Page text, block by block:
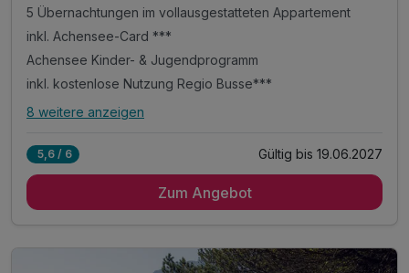
5 Übernachtungen im vollausgestatteten Appartement
inkl. Achensee-Card ***
Achensee Kinder- & Jugendprogramm
inkl. kostenlose Nutzung Regio Busse***
Alle Inklusivleistungen
inkl. Achensee-Card ***
inkl. Achensee Wanderprogramm***
8 weitere anzeigen
5,6 / 6 Gültig bis 19.06.2027
Zum Angebot